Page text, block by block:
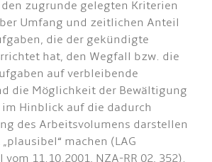
zugrunde gelegten Kriterien
Umfang und zeitlichen Anteil
die der gekündigte
hat, den Wegfall bzw. die
auf verbleibende
die Möglichkeit der Bewältigung
Hinblick auf die dadurch
des Arbeitsvolumens darstellen
machen (LAG
11.10.2001, NZA-RR 02, 352).